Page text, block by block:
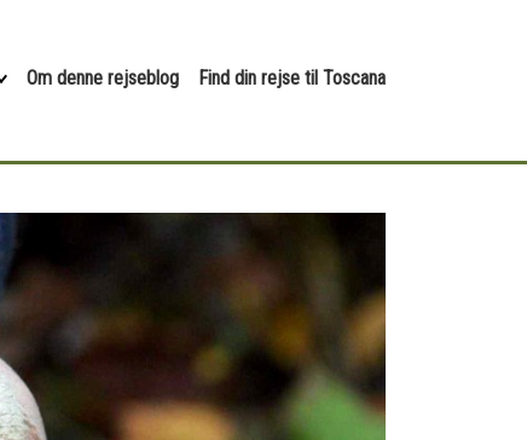
Om denne rejseblog Find din rejse til Toscana